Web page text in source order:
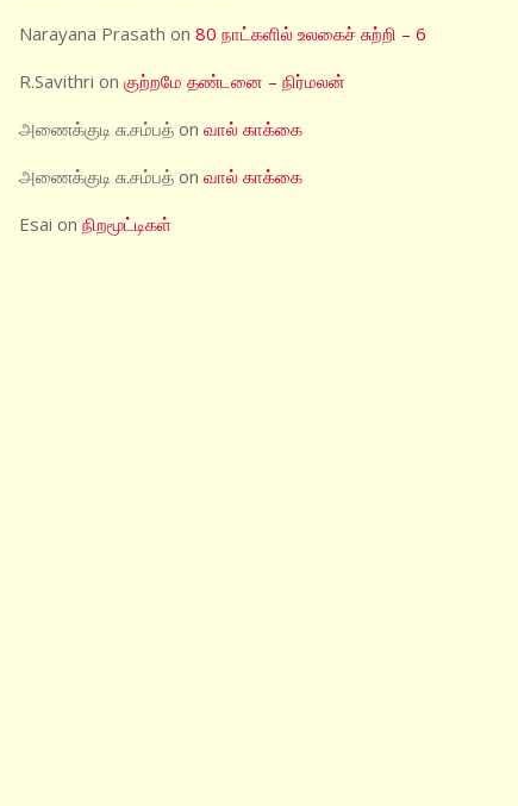
Narayana Prasath on80 நாட்களில் உலகைச் சுற்றி – 6
R.Savithri onகுற்றமே தண்டனை – நிர்மலன்
அணைக்குடி சு.சம்பத் onவால் காக்கை
அணைக்குடி சு.சம்பத் onவால் காக்கை
Esai onநிறமூட்டிகள்